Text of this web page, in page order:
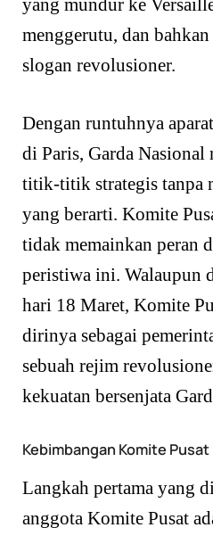
menggerutu, dan
slogan revolusioner.
Dengan runtuhnya
di Paris, Garda Nasional
titik-titik strategis tanpa
yang berarti. Komite
tidak memainkan peran
peristiwa ini. Walaupun
hari 18 Maret, Komite
dirinya sebagai
sebuah rejim
kekuatan bersenjata
Kebimbangan Komite Pusat
Langkah pertama yang
anggota Komite Pusat